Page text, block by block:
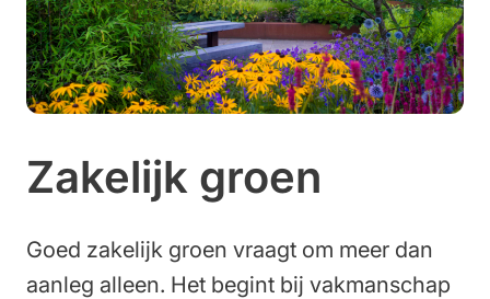
Inspiratie
Onze impact
Werken bij
Zakelijk groen
Goed zakelijk groen vraagt om meer dan
aanleg alleen. Het begint bij vakmanschap